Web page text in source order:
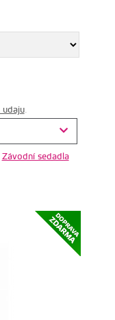
udaju.
Závodní sedadla